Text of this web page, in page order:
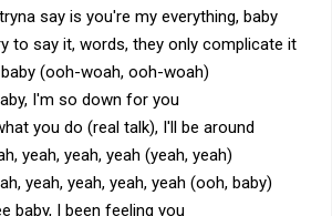
say is you're my everything, baby
to say it, words, they only complicate it
baby (ooh-woah, ooh-woah)
I'm so down for you
you do (real talk), I'll be around
yeah, yeah, yeah (yeah, yeah)
yeah, yeah, yeah, yeah (ooh, baby)
baby, I been feeling you